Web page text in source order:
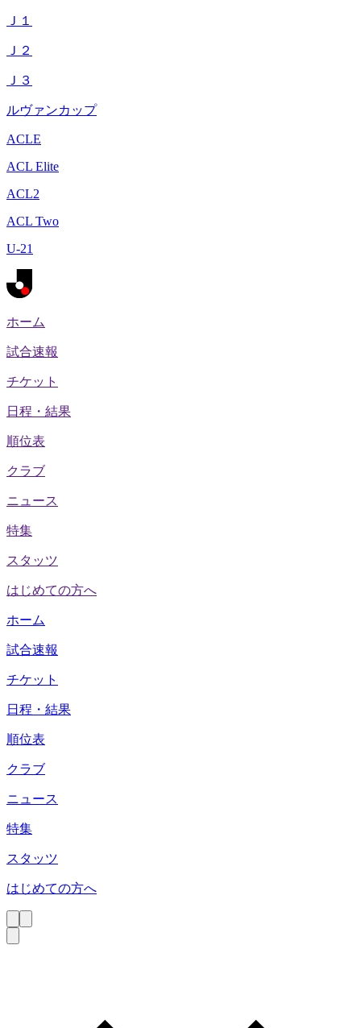
Ｊ１
Ｊ２
Ｊ３
ルヴァンカップ
ACLE
ACL Elite
ACL2
ACL Two
U-21
ホーム
試合速報
チケット
日程・結果
順位表
クラブ
ニュース
特集
スタッツ
はじめての方へ
ホーム
試合速報
チケット
日程・結果
順位表
クラブ
ニュース
特集
スタッツ
はじめての方へ